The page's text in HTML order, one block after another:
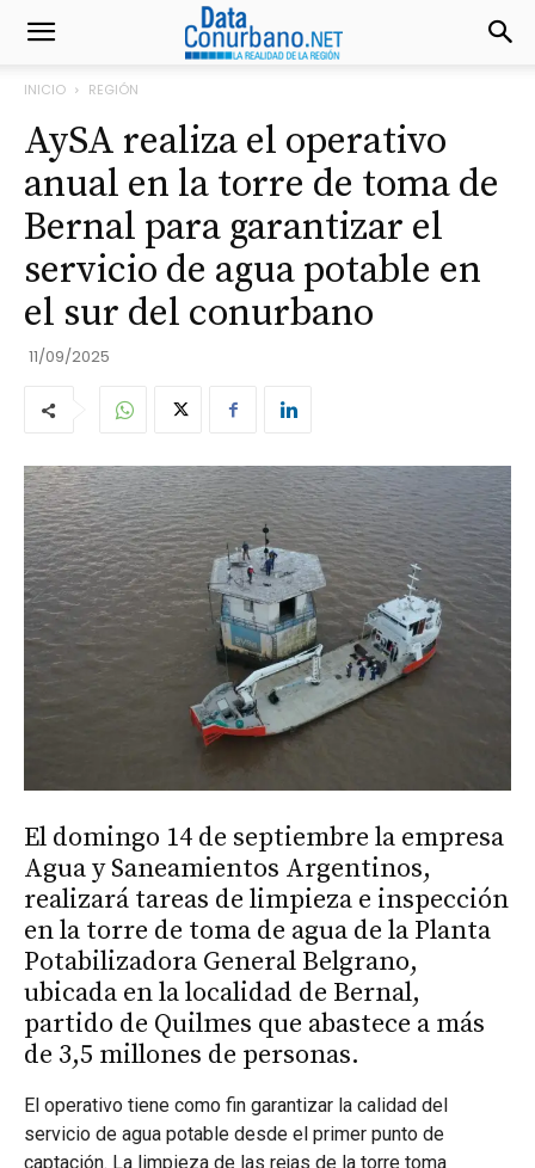
INICIO REGIÓN
AySA realiza el operativo
anual en la torre de toma de
Bernal para garantizar el
servicio de agua potable en
el sur del conurbano
11/09/2025
El domingo 14 de septiembre la empresa
Agua y Saneamientos Argentinos,
realizará tareas de limpieza e inspección
en la torre de toma de agua de la Planta
Potabilizadora General Belgrano,
ubicada en la localidad de Bernal,
partido de Quilmes que abastece a más
de 3,5 millones de personas.
El operativo tiene como fin garantizar la calidad del
servicio de agua potable desde el primer punto de
captación. La limpieza de las rejas de la torre toma